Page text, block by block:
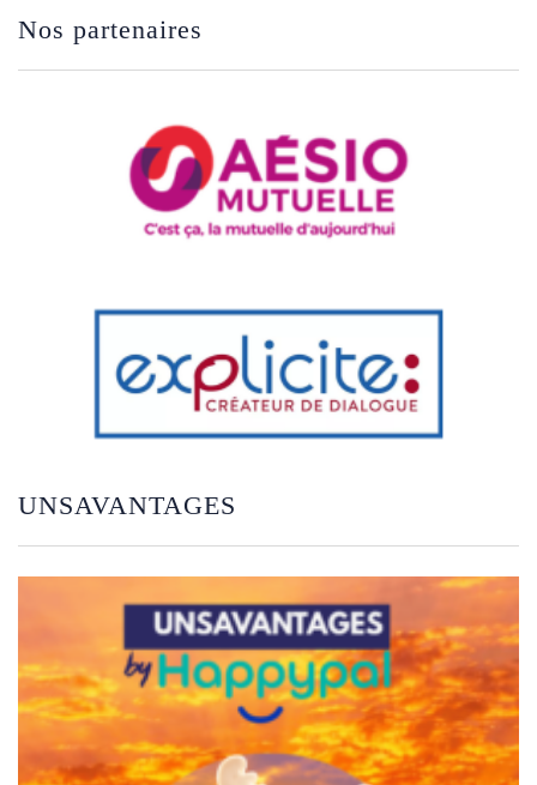
Nos partenaires
UNSAVANTAGES